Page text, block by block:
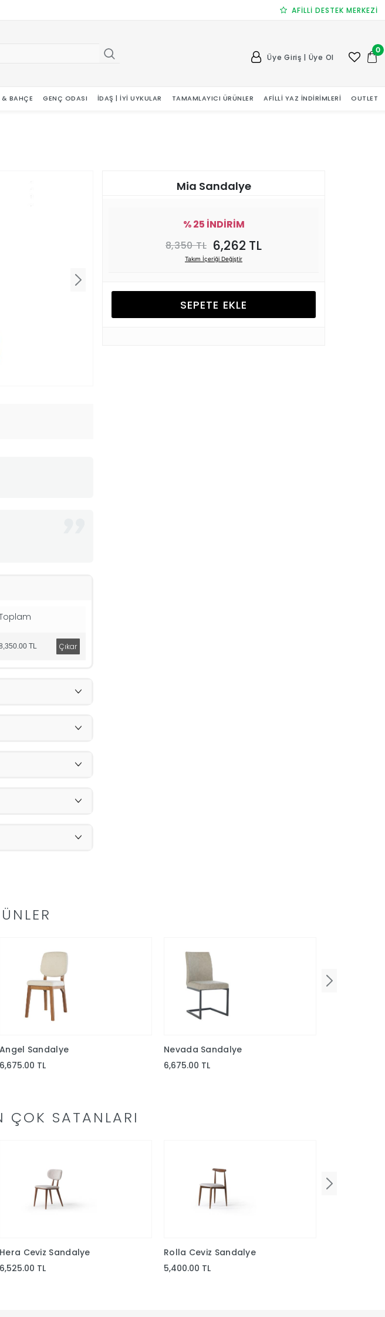
AFİLLİ DESTEK MERKEZİ
Üye Giriş | Üye Ol
0
BAHÇE GENÇ ODASI İDAŞ | İYI UYKULAR TAMAMLAYICI ÜRÜNLER AFILLI YAZ İNDIRIMLERI OUTLET
TL
Mia Sandalye
% 25 İNDİRİM
8,350 TL 6,262 TL
Takım İçeriği Değiştir
SEPETE EKLE
Angel Sandalye
6,675.00 TL
Nevada Sandalye
6,675.00 TL
ÇOK SATANLARI
Hera Ceviz Sandalye
6,525.00 TL
Rolla Ceviz Sandalye
5,400.00 TL